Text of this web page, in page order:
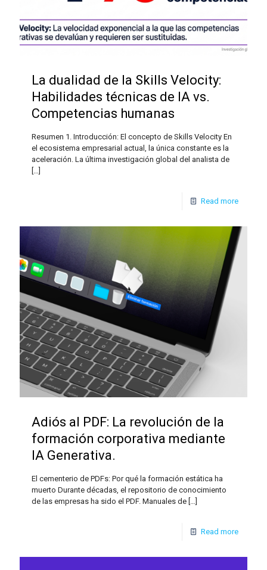
La dualidad de la Skills Velocity:
Habilidades técnicas de IA vs.
Competencias humanas
Resumen 1. Introducción: El concepto de Skills Velocity En
el ecosistema empresarial actual, la única constante es la
aceleración. La última investigación global del analista de
[…]
Read more
Adiós al PDF: La revolución de la
formación corporativa mediante
IA Generativa.
El cementerio de PDFs: Por qué la formación estática ha
muerto Durante décadas, el repositorio de conocimiento
de las empresas ha sido el PDF. Manuales de […]
Read more